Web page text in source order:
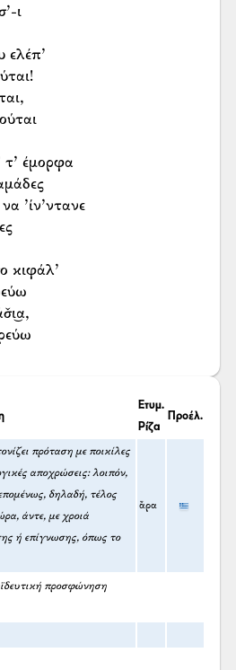
ι
ελέπ’
τ’ έμορφα
’ίν’ντανε
κιφάλ’
Ετυμ.
Ρίζα
Προέλ.
πρόταση με ποικίλες
αποχρώσεις: λοιπόν,
δηλαδή, τέλος
άντε, με χροιά
ή επίγνωσης, όπως το
ἄρα
προσφώνηση